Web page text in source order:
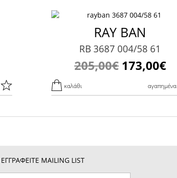
RAY BAN
RB 3687 004/58 61
205,00€173,00€
καλάθι αγαπημένα
ΕΓΓΡΑΦΕΙΤΕ MAILING LIST